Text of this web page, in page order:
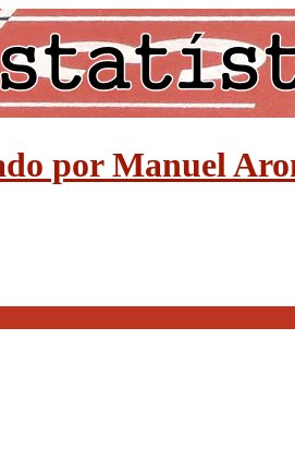
por Manuel